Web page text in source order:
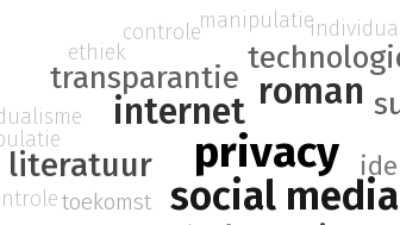
privacy
social media
internet roman
literatuur
transparantie
toekomst
ethiek
controlemanipulatie